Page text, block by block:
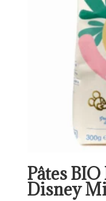
Pâtes
Disney